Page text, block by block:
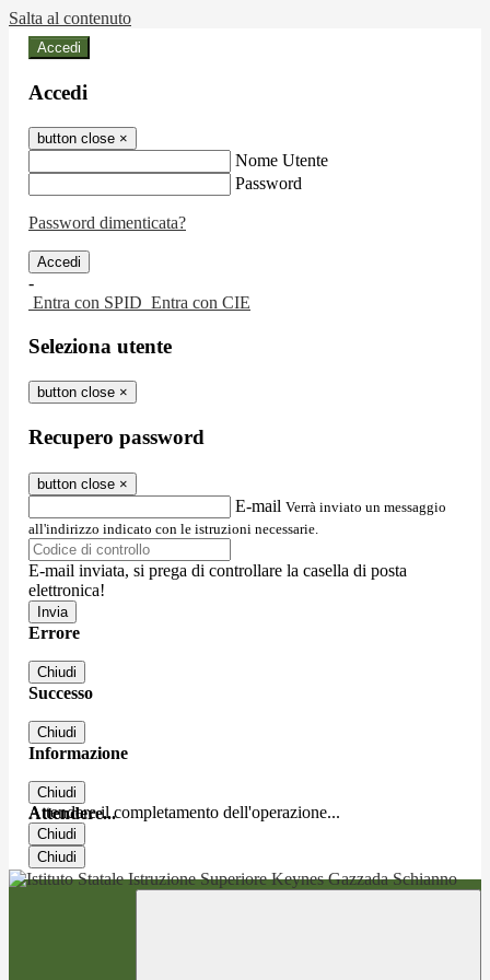
Salta al contenuto
Accedi
Accedi
button close ×
Nome Utente
Password
Password dimenticata?
-
Entra con SPID Entra con CIE
Seleziona utente
button close ×
Recupero password
button close ×
E-mail Verrà inviato un messaggio
all'indirizzo indicato con le istruzioni necessarie.
E-mail inviata, si prega di controllare la casella di posta
elettronica!
Errore
Chiudi
Successo
Chiudi
Informazione
Chiudi
Attendere...
Attendere il completamento dell'operazione...
Chiudi
Chiudi